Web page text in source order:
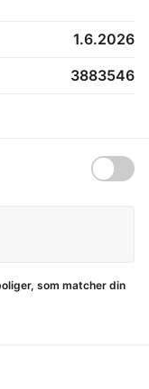
1.6.2026
3883546
som matcher din